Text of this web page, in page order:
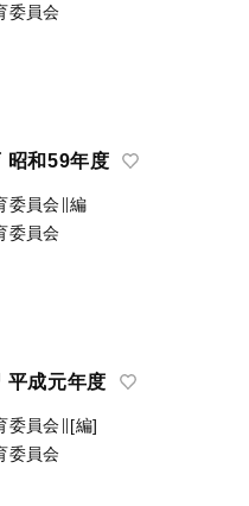
委員会
昭和59年度
委員会∥編
委員会
平成元年度
委員会∥[編]
委員会